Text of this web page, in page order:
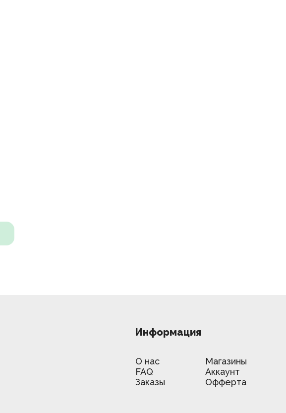
Информация
О нас
Магазины
FAQ
Аккаунт
Заказы
Офферта